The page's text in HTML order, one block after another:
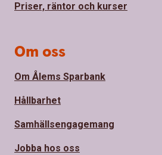
Priser, räntor och kurser
Om oss
Om Ålems Sparbank
Hållbarhet
Samhällsengagemang
Jobba hos oss